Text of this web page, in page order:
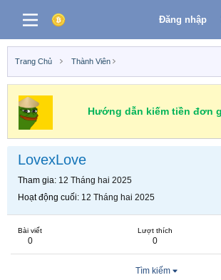
Đăng nhập
Trang Chủ Thành Viên
Hướng dẫn kiếm tiền đơn
LovexLove
Tham gia 12 Tháng hai 2025
Hoạt động cuối 12 Tháng hai 2025
Bài viết
0
Lượt thích
0
Tìm kiếm